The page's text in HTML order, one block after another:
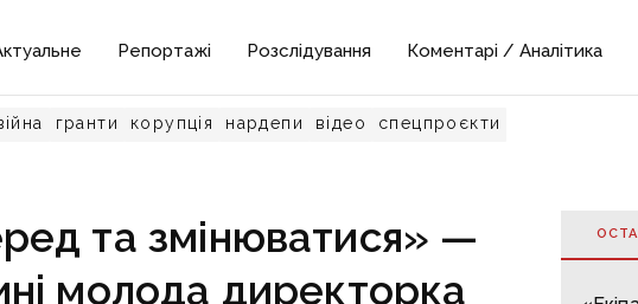
Репортажі Розслідування Коментарі / Аналітика
гранти корупція нардепи відео спецпроєкти
та змінюватися» —
молода директорка